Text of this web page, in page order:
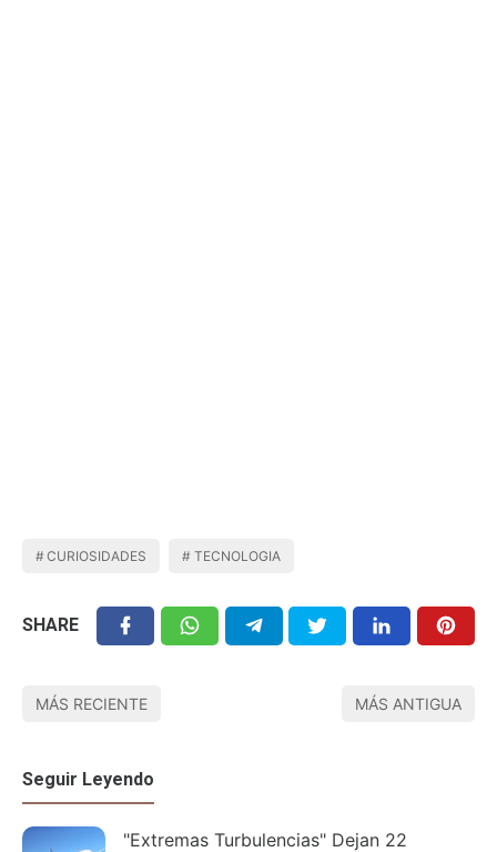
CURIOSIDADES TECNOLOGIA
SHARE
MÁS RECIENTE MÁS ANTIGUA
Seguir Leyendo
"Extremas Turbulencias" Dejan 22